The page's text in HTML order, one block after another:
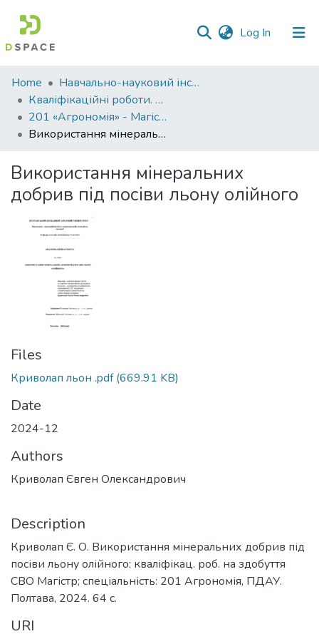
Log In (current)
Communities
&
Collections
All of DSpace
Statistics
Home
Навчально-науковий інститут агротехнологій, селекції та екології
Кваліфікаційні роботи. ННІ агротехнологій, селекції та екології
201 «Агрономія» - Магістри 2024-2025
Використання мінеральних добрив під посіви льону олійного
Використання мінеральних
добрив під посіви льону олійного
Files
Криволап льон .pdf(669.91 KB)
Date
2024-12
Authors
Криволап Євген Олександрович
Description
Криволап Є. О. Використання мінеральних добрив під
посіви льону олійного: кваліфікац. роб. на здобуття
СВО Магістр; спеціальність: 201 Агрономія, ПДАУ.
Полтава, 2024. 64 с.
URI